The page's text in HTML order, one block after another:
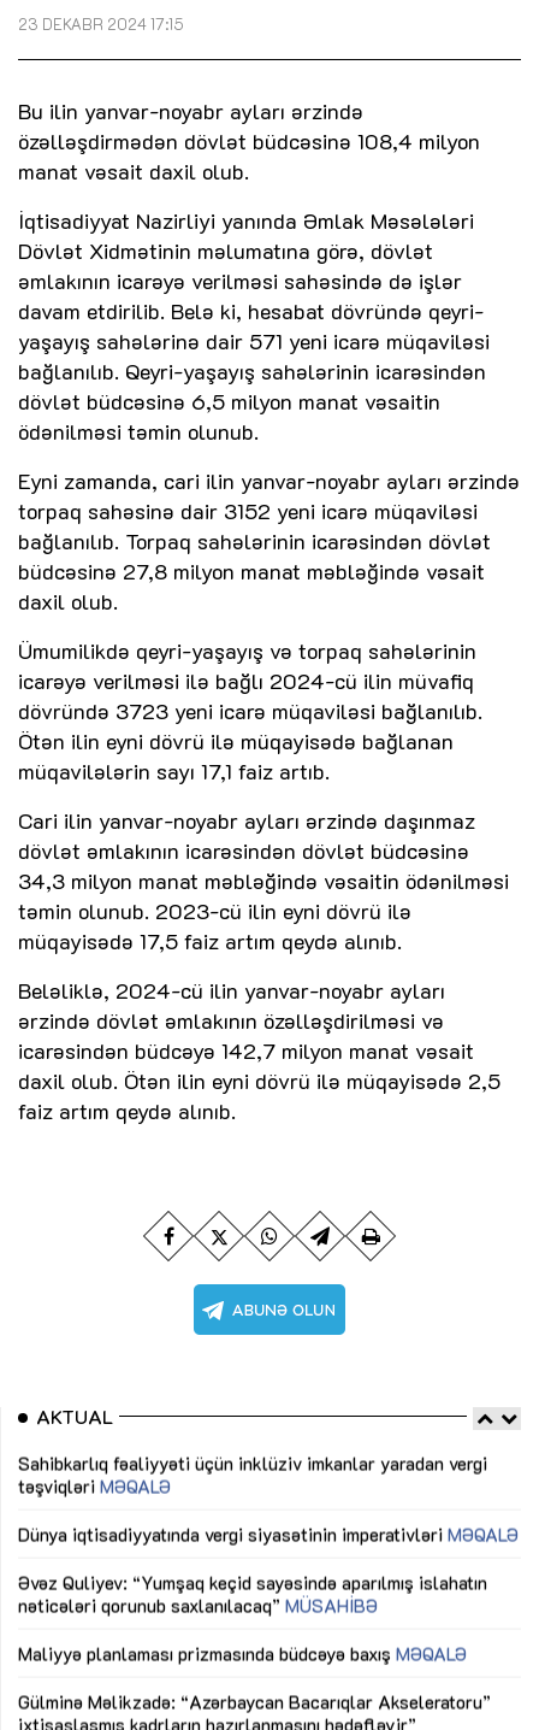
23 DEKABR 2024 17:15
Bu ilin yanvar-noyabr ayları ərzində
özəlləşdirmədən dövlət büdcəsinə 108,4 milyon
manat vəsait daxil olub.
İqtisadiyyat Nazirliyi yanında Əmlak Məsələləri
Dövlət Xidmətinin məlumatına görə, dövlət
əmlakının icarəyə verilməsi sahəsində də işlər
davam etdirilib. Belə ki, hesabat dövründə qeyri-
yaşayış sahələrinə dair 571 yeni icarə müqaviləsi
bağlanılıb. Qeyri-yaşayış sahələrinin icarəsindən
dövlət büdcəsinə 6,5 milyon manat vəsaitin
ödənilməsi təmin olunub.
Eyni zamanda, cari ilin yanvar-noyabr ayları ərzində
torpaq sahəsinə dair 3152 yeni icarə müqaviləsi
bağlanılıb. Torpaq sahələrinin icarəsindən dövlət
büdcəsinə 27,8 milyon manat məbləğində vəsait
daxil olub.
Ümumilikdə qeyri-yaşayış və torpaq sahələrinin
icarəyə verilməsi ilə bağlı 2024-cü ilin müvafiq
dövründə 3723 yeni icarə müqaviləsi bağlanılıb.
Ötən ilin eyni dövrü ilə müqayisədə bağlanan
müqavilələrin sayı 17,1 faiz artıb.
Cari ilin yanvar-noyabr ayları ərzində daşınmaz
dövlət əmlakının icarəsindən dövlət büdcəsinə
34,3 milyon manat məbləğində vəsaitin ödənilməsi
təmin olunub. 2023-cü ilin eyni dövrü ilə
müqayisədə 17,5 faiz artım qeydə alınıb.
Beləliklə, 2024-cü ilin yanvar-noyabr ayları
ərzində dövlət əmlakının özəlləşdirilməsi və
icarəsindən büdcəyə 142,7 milyon manat vəsait
daxil olub. Ötən ilin eyni dövrü ilə müqayisədə 2,5
faiz artım qeydə alınıb.
AKTUAL
Sahibkarlıq fəaliyyəti üçün inklüziv imkanlar yaradan vergi
təşviqləri MƏQALƏ
Dünya iqtisadiyyatında vergi siyasətinin imperativləri MƏQALƏ
Əvəz Quliyev: “Yumşaq keçid sayəsində aparılmış islahatın
nəticələri qorunub saxlanılacaq” MÜSAHİBƏ
Maliyyə planlaması prizmasında büdcəyə baxış MƏQALƏ
Gülminə Məlikzadə: “Azərbaycan Bacarıqlar Akseleratoru”
ixtisaslaşmış kadrların hazırlanmasını hədəfləyir”